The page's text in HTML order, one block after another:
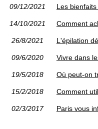
09/12/2021 Les
14/10/2021 Comment
26/8/2021 L'épilation
09/6/2020 Vivre dans
19/5/2018 Où peut-on
15/2/2018 Comment
02/3/2017 Paris vous